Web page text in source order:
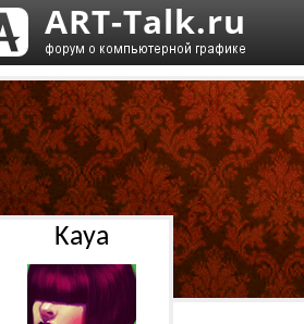
Kaya